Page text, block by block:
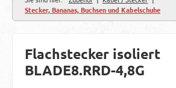
Stecker, Bananas, Buchsen und Kabelschuhe
Flachstecker isoliert
BLADE8.RRD-4,8G